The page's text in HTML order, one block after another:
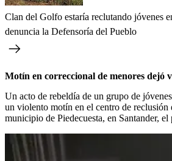
Clan del Golfo estaría reclutando jóvenes
denuncia la Defensoría del Pueblo
Motín en correccional de menores dejó
Un acto de rebeldía de un grupo de
un violento motín en el centro de reclusión
municipio de Piedecuesta, en Santander, el